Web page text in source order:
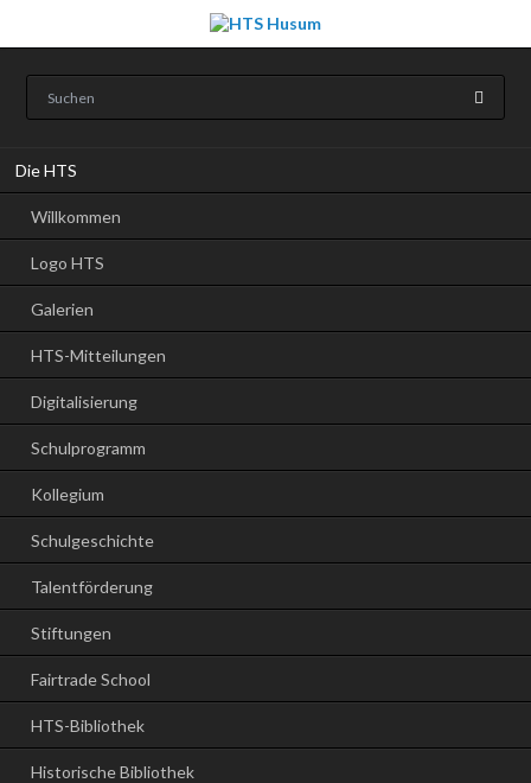
überspringen
Die HTS
Willkommen
Logo HTS
Galerien
HTS-Mitteilungen
Digitalisierung
Schulprogramm
Kollegium
Schulgeschichte
Talentförderung
Stiftungen
Fairtrade School
HTS-Bibliothek
Historische Bibliothek